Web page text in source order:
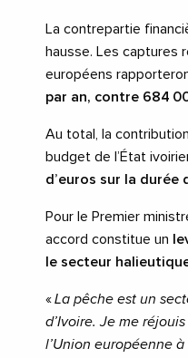
La contrepartie
hausse. Les captures
européens
par an, contre 684
Au total, la
budget de l’État
d’euros sur la durée
Pour le Premier
accord constitue un
le secteur
«La pêche est un
d’Ivoire. Je me
l’Union européenne à